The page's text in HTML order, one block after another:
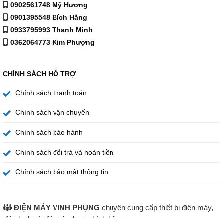
năng cao, mang lại sự tiện lợi và trải nghiệm tuyệt vời
cho người nội trợ. Nếu bạn cần thêm thông tin về giá cả
hoặc cách lắp đặt lò nướng, mình rất sẵn sàng hỗ trợ!
0902561748 Mỹ Hương
0901395548 Bích Hằng
0933795993 Thanh Minh
0362064773 Kim Phượng
CHÍNH SÁCH HỖ TRỢ
Chính sách thanh toán
Chính sách vận chuyển
Chính sách bảo hành
Chính sách đổi trả và hoàn tiền
Chính sách bảo mật thông tin
ĐIỆN MÁY VINH PHỤNG chuyên cung cấp thiết bị điện máy,